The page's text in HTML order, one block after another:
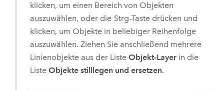
klicken, um einen Bereich von Objekten
auszuwählen, oder die Strg-Taste drücken und
klicken, um Objekte in beliebiger Reihenfolge
auszuwählen. Ziehen Sie anschließend mehrere
Linienobjekte aus der Liste Objekt-Layerin die
Liste Objekte stilllegen und ersetzen.